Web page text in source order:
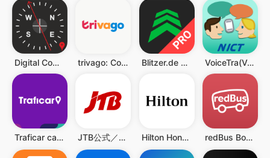
Digital Compass - Compass Maps trivago: Compare hotel prices Blitzer.de PRO VoiceTra(Voice Translator)
Traficar carsharing JTB公式／旅行検索・予約確認アプリ Hilton Honors: Book Hotels redBus Book Bus, Train Tickets